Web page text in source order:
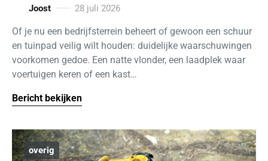
Joost 28 juli 2026
Of je nu een bedrijfsterrein beheert of gewoon een schuur
en tuinpad veilig wilt houden: duidelijke waarschuwingen
voorkomen gedoe. Een natte vlonder, een laadplek waar
voertuigen keren of een kast…
Bericht bekijken
overig